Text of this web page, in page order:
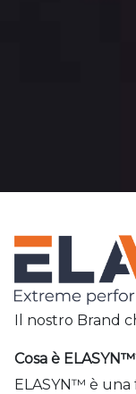
Il nostro Brand
Cosa è
ELASYN™ è